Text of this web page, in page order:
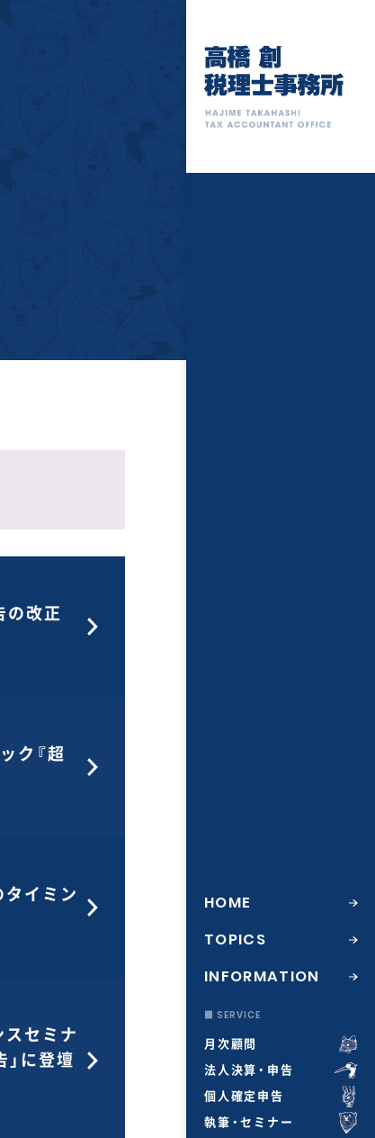
HOME
TOPICS
INFORMATION
■ SERVICE
月次顧問
法人決算・申告
個人確定申告
執筆・セミナー
の改正
ク『超
タイミン
セミナ
に登壇